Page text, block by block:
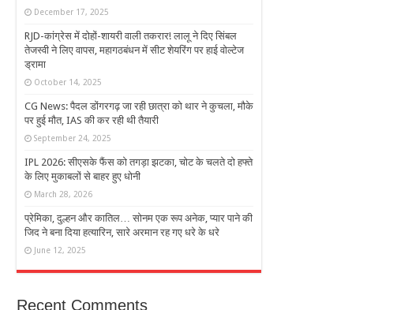
December 17, 2025
RJD-कांग्रेस में दोहों-शायरी वाली तकरार! लालू ने दिए सिंबल
तेजस्वी ने लिए वापस, महागठबंधन में सीट शेयरिंग पर हाई वोल्टेज
ड्रामा
October 14, 2025
CG News: पैदल डोंगरगढ़ जा रही छात्रा को थार ने कुचला, मौके
पर हुई मौत, IAS की कर रही थी तैयारी
September 24, 2025
IPL 2026: सीएसके फैंस को तगड़ा झटका, चोट के चलते दो हफ्ते
के लिए मुकाबलों से बाहर हुए धोनी
March 28, 2026
प्रेमिका, दुल्हन और कातिल… सोनम एक रूप अनेक, प्यार पाने की
जिद ने बना दिया हत्यारिन, सारे अरमान रह गए धरे के धरे
June 12, 2025
Recent Comments